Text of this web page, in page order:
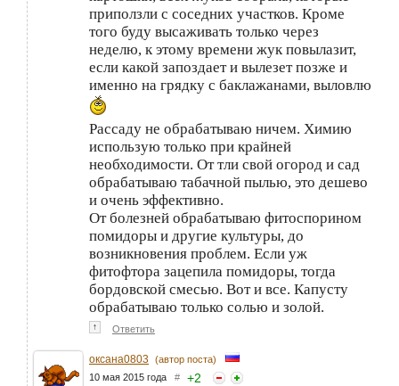
приползли с соседних участков. Кроме
того буду высаживать только через
неделю, к этому времени жук повылазит,
если какой запоздает и вылезет позже и
именно на грядку с баклажанами, выловлю
Рассаду не обрабатываю ничем. Химию
использую только при крайней
необходимости. От тли свой огород и сад
обрабатываю табачной пылью, это дешево
и очень эффективно.
От болезней обрабатываю фитоспорином
помидоры и другие культуры, до
возникновения проблем. Если уж
фитофтора зацепила помидоры, тогда
бордовской смесью. Вот и все. Капусту
обрабатываю только солью и золой.
↑ Ответить
оксана0803 (автор поста)
10 мая 2015 года # +2